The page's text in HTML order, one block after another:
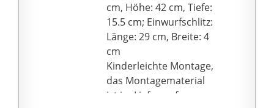
cm, Höhe: 42 cm, Tiefe:
15.5 cm; Einwurfschlitz:
Länge: 29 cm, Breite: 4
cm
Kinderleichte Montage,
das Montagematerial
ist im Lieferumfang